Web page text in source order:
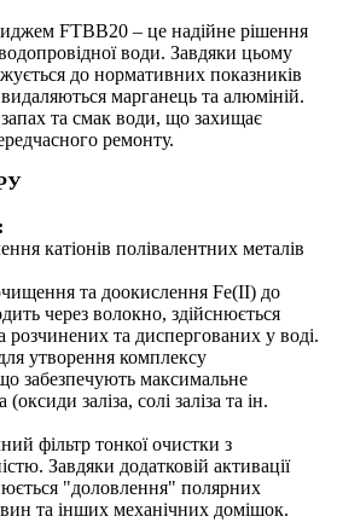
FTBB20 – це надійне рішення
водопровідної води. Завдяки цьому
до нормативних показників
марганець та алюміній.
та смак води, що захищає
ремонту.
катіонів полівалентних металів
та доокислення Fe(II) до
через волокно, здійснюється
розчинених та диспергованих у воді.
утворення комплексу
забезпечують максимальне
заліза, солі заліза та ін.
фільтр тонкої очистки з
Завдяки додатковій активації
"доловлення" полярних
та інших механічних домішок.